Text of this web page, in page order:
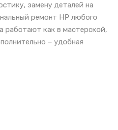
замену деталей на
ремонт HP любого
работают как в мастерской,
– удобная